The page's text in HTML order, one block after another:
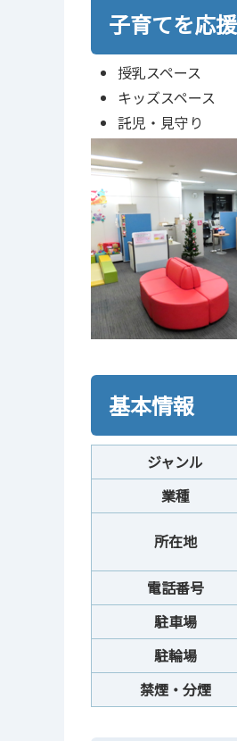
子育てを応
授乳スペース
キッズスペース
託児・見守り
基本情報
ジャンル
業種
所在地
電話番号
駐車場
駐輪場
禁煙・分煙